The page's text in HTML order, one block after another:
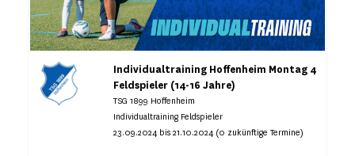
Individualtraining Hoffenheim Montag 4
Feldspieler (14-16 Jahre)
TSG 1899 Hoffenheim
Individualtraining Feldspieler
23.09.2024 bis 21.10.2024 (0 zukünftige Termine)